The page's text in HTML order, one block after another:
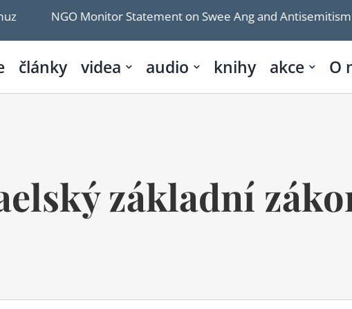
Monitor Statement on Swee Ang and Antisemitism Far-
články videa audio knihy akce O
základní